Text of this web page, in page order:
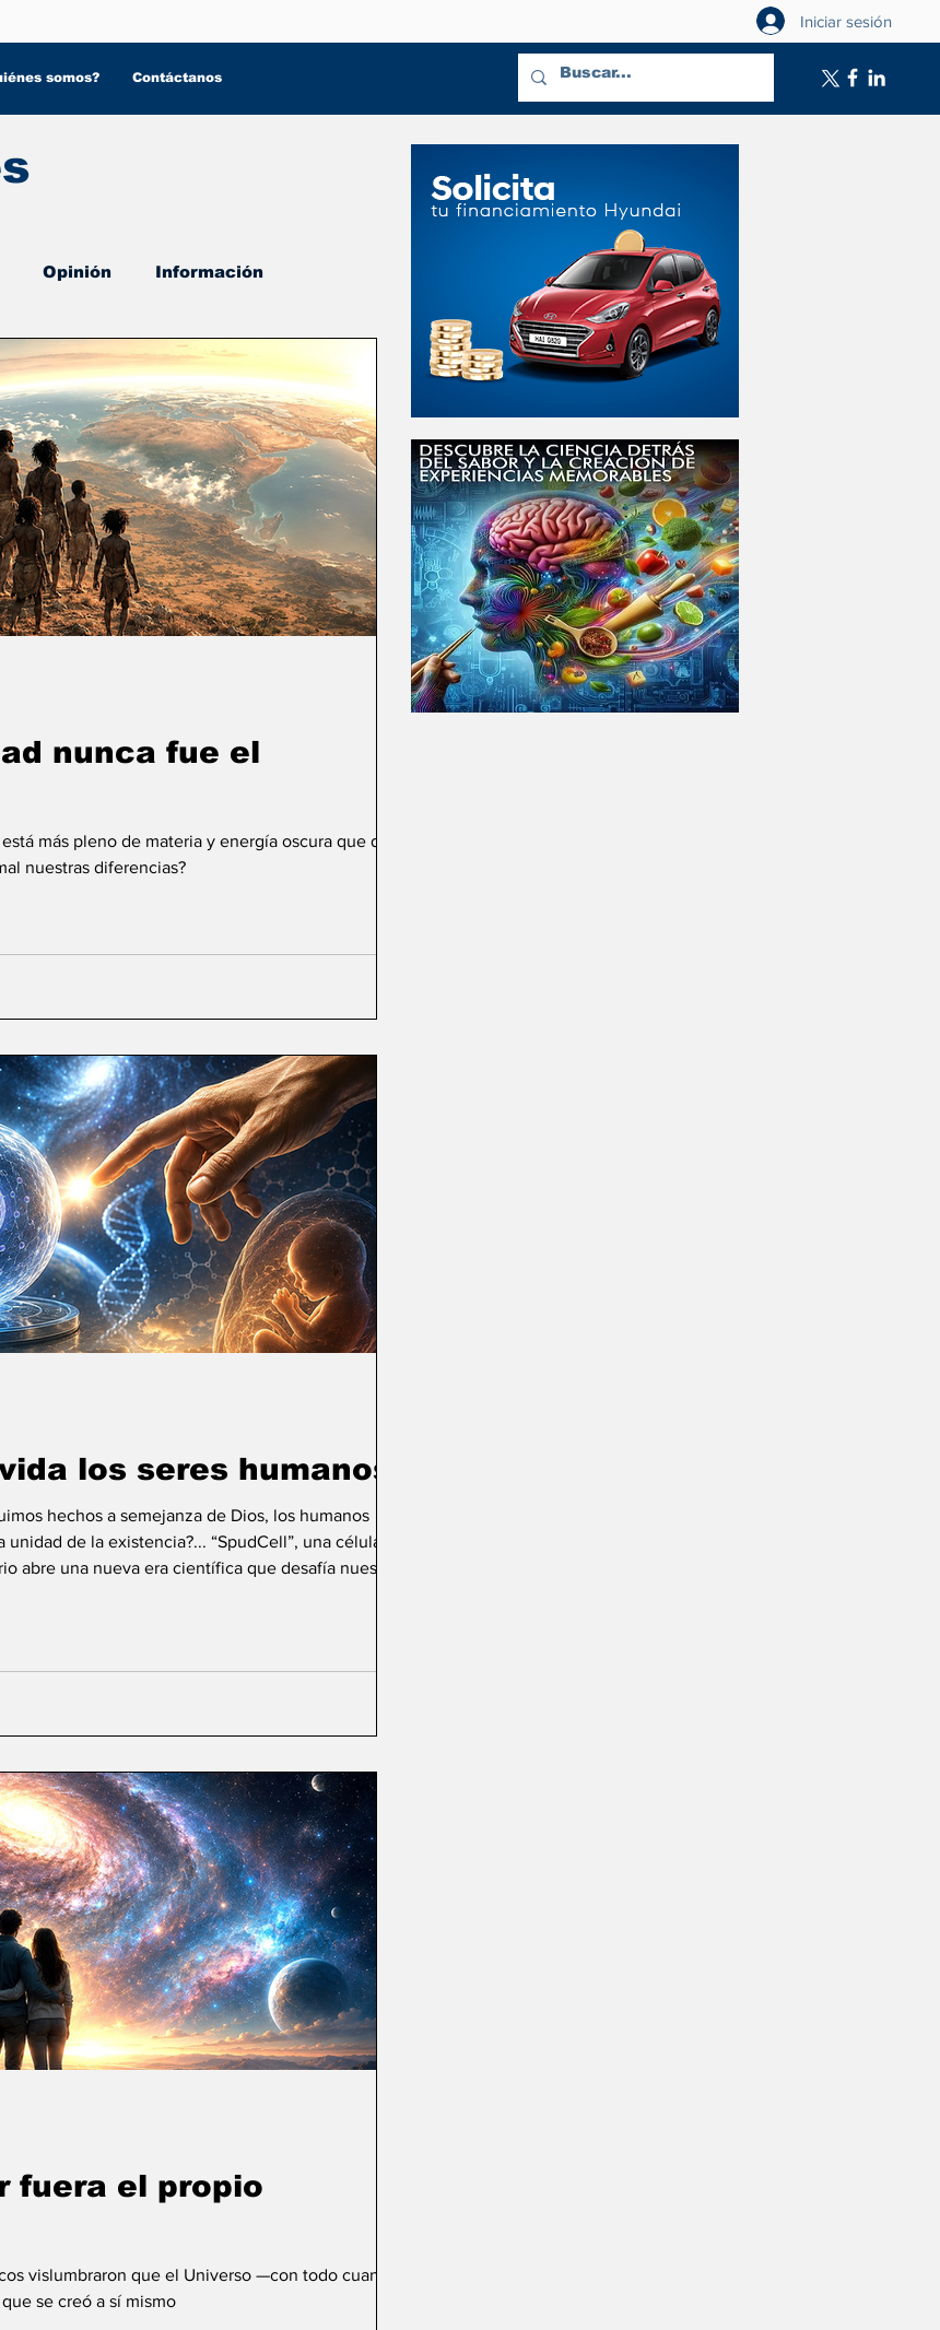
somos? Contáctanos
Iniciar sesión
Opinión Información
nunca fue el
más pleno de materia y energía oscura que de
nuestras diferencias?
los seres humanos?
hechos a semejanza de Dios, los humanos
de la existencia?... “SpudCell”, una célula
abre una nueva era científica que desafía nuestras
fuera el propio
vislumbraron que el Universo —con todo cuanto
se creó a sí mismo